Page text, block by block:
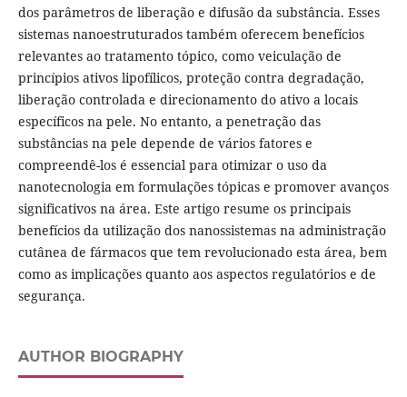
dos parâmetros de liberação e difusão da substância. Esses
sistemas nanoestruturados também oferecem benefícios
relevantes ao tratamento tópico, como veiculação de
princípios ativos lipofílicos, proteção contra degradação,
liberação controlada e direcionamento do ativo a locais
específicos na pele. No entanto, a penetração das
substâncias na pele depende de vários fatores e
compreendê-los é essencial para otimizar o uso da
nanotecnologia em formulações tópicas e promover avanços
significativos na área. Este artigo resume os principais
benefícios da utilização dos nanossistemas na administração
cutânea de fármacos que tem revolucionado esta área, bem
como as implicações quanto aos aspectos regulatórios e de
segurança.
AUTHOR BIOGRAPHY